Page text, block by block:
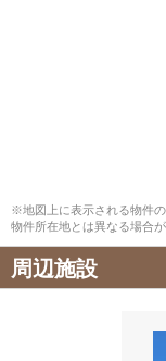
※地図上に表示される物件
物件所在地とは異なる場合が
周辺施設